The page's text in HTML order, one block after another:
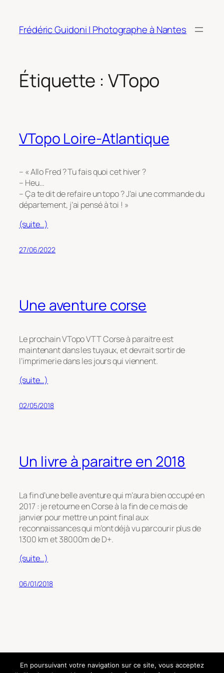
contenu
Frédéric Guidoni | Photographe à Nantes
Étiquette : VTopo
VTopo Loire-Atlantique
– « Allo Fred ? Tu fais quoi cet hiver ?
– Heu…
– Ça te dit de refaire un topo ? J’ai une commande du
département, j’ai pensé à toi ! »
(suite…)
27/06/2022
Une aventure corse
Le prochain VTopo VTT Corse à paraitre est
maintenant dans les tuyaux, et devrait sortir de
l’imprimerie dans les jours qui viennent.
(suite…)
02/05/2018
Un livre à paraitre en 2018
La fin d’une belle aventure qui m’aura bien occupé en
2017 : je retourne en Corse à la fin de ce mois de
janvier pour mettre un point final aux
reconnaissances qui m’ont déjà vu parcourir plus de
1300 km et 38000m de D+.
(suite…)
06/01/2018
En poursuivant votre navigation sur ce site, vous acceptez